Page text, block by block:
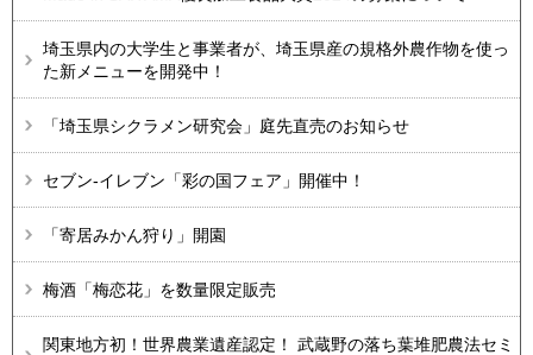
埼玉県内の大学生と事業者が、埼玉県産の規格外農作物を使っ
た新メニューを開発中！
「埼玉県シクラメン研究会」庭先直売のお知らせ
セブン-イレブン「彩の国フェア」開催中！
「寄居みかん狩り」開園
梅酒「梅恋花」を数量限定販売
関東地方初！世界農業遺産認定！ 武蔵野の落ち葉堆肥農法セミ